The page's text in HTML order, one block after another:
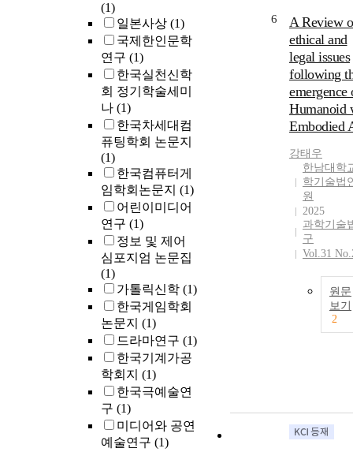
(1)
일본사상 (1)
국제한인문학
연구 (1)
한국실천신학
회 정기학술세미
나 (1)
한국차세대컴
퓨팅학회 논문지
(1)
한국컴퓨터게
임학회논문지 (1)
어린이미디어
연구 (1)
정보 및 제어
심포지엄 논문집
(1)
가톨릭신학 (1)
한국게임학회
논문지 (1)
드라마연구 (1)
한국기계가공
학회지 (1)
한국극예술연
구 (1)
미디어와 공연
예술연구 (1)
6
A Review
ethical and
legal issues
following
emergence
Humanoid
Embodied
강태우
한남대학
학기술법
원
2025
과학기술
구
Vol.31
원문
보기
2